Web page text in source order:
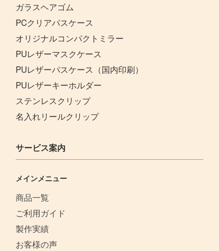
ガラスヘアゴム
PCクリアパスケース
オリジナルコンパクトミラー
PUレザーマスクケース
PUレザーパスケース（国内印刷）
PUレザーキーホルダー
ステンレスクリップ
名入れリールクリップ
サービス案内
メインメニュー
商品一覧
ご利用ガイド
製作実績
お客様の声